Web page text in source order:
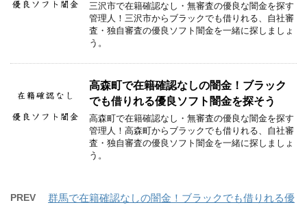
三沢市で在籍確認なし・無審査の優良な闇金を探す
管理人！三沢市からブラックでも借りれる、自社審
査・独自審査の優良ソフト闇金を一緒に探しましょ
う。
高森町で在籍確認なしの闇金！ブラック
でも借りれる優良ソフト闇金を探そう
高森町で在籍確認なし・無審査の優良な闇金を探す
管理人！高森町からブラックでも借りれる、自社審
査・独自審査の優良ソフト闇金を一緒に探しましょ
う。
PREV
群馬で在籍確認なしの闇金！ブラックでも借りれる優